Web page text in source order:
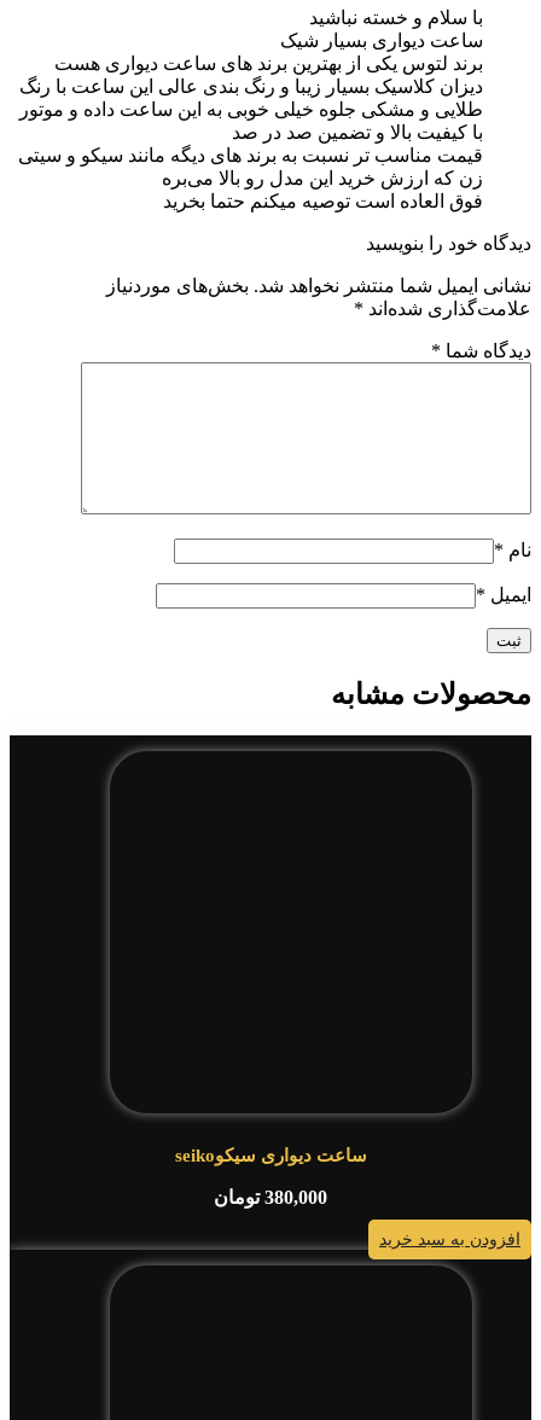
با سلام و خسته نباشید
ساعت دیواری بسیار شیک
برند لتوس یکی از بهترین برند های ساعت دیواری هست
دیزان کلاسیک بسیار زیبا و رنگ بندی عالی این ساعت با رنگ
طلایی و مشکی جلوه خیلی خوبی به این ساعت داده و موتور
با کیفیت بالا و تضمین صد در صد
قیمت مناسب تر نسبت به برند های دیگه مانند سیکو و سیتی
زن که ارزش خرید این مدل رو بالا می‌بره
فوق العاده است توصیه میکنم حتما بخرید
دیدگاه خود را بنویسید
نشانی ایمیل شما منتشر نخواهد شد. بخش‌های موردنیاز
علامت‌گذاری شده‌اند *
دیدگاه شما *
نام *
ایمیل *
محصولات مشابه
ساعت دیواری سیکوseiko
380,000 تومان
افزودن به سبد خرید